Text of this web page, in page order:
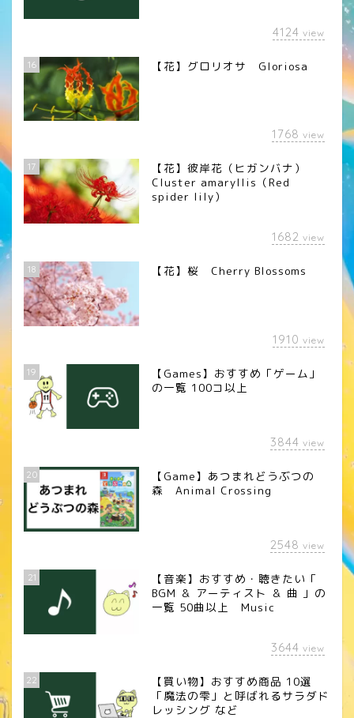
4124 view
16 【花】グロリオサ Gloriosa
1768 view
17
【花】彼岸花（ヒガンバナ）
Cluster amaryllis（Red
spider lily）
1682 view
18 【花】桜 Cherry Blossoms
1910 view
19
【Games】おすすめ「ゲーム」
の一覧 100コ以上
3844 view
20
【Game】あつまれどうぶつの
森 Animal Crossing
2548 view
21
【音楽】おすすめ・聴きたい「
BGM ＆ アーティスト ＆ 曲 」の
一覧 50曲以上 Music
3644 view
22
【買い物】おすすめ商品 10選
「魔法の雫」と呼ばれるサラダド
レッシング など